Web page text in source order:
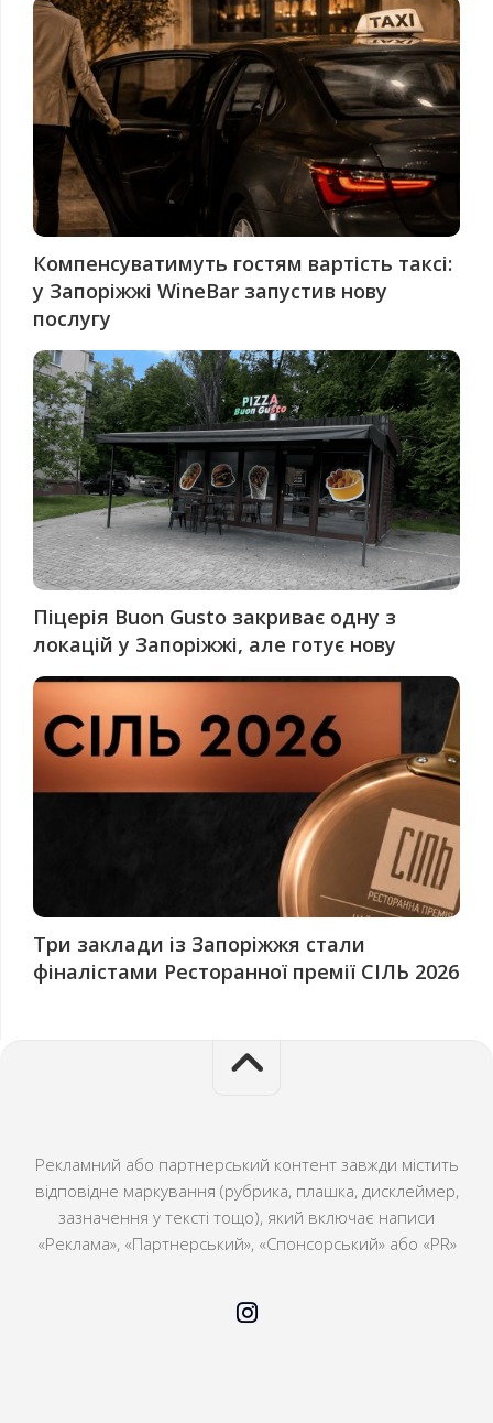
Компенсуватимуть гостям вартість таксі:
у Запоріжжі WineBar запустив нову
послугу
Піцерія Buon Gusto закриває одну з
локацій у Запоріжжі, але готує нову
Три заклади із Запоріжжя стали
фіналістами Ресторанної премії СІЛЬ 2026
Рекламний або партнерський контент завжди містить
відповідне маркування (рубрика, плашка, дисклеймер,
зазначення у тексті тощо), який включає написи
«Реклама», «Партнерський», «Спонсорський» або «PR»